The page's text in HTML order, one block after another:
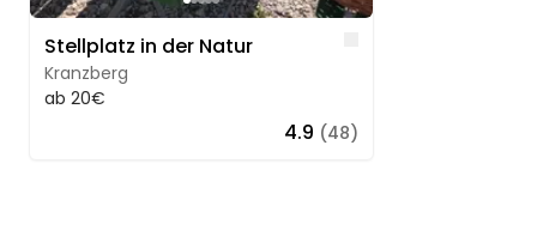
Stellplatz in der Natur
Kranzberg
ab 20€
4.9 (48)